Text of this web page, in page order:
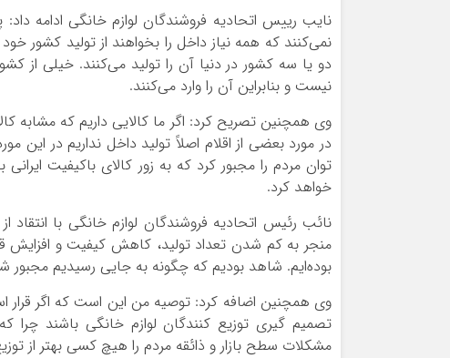
نایب رییس اتحادیه فروشندگان لوازم خانگی ادامه
نمی‌کنند که همه نیاز داخل را بخواهند از تولید کشور
دو یا سه کشور در دنیا آن را تولید می‌کنند. خیلی از
نیست و بنابراین آن را وارد می‌کنند.
وی همچنین تصریح کرد: اگر ما کالایی داریم که مشابه
در مورد بعضی از اقلام اصلاً تولید داخل نداریم در این
توان مردم را مجبور کرد که به زور کالای باکیفیت
خواهد کرد.
نائب رئیس اتحادیه فروشندگان لوازم خانگی با
منجر به کم شدن تعداد تولید، کاهش کیفیت و
بوده‌ایم. شاهد بودیم که چگونه به جایی رسیدیم مجبور
وی همچنین اضافه کرد: توصیه من این است که اگر
تصمیم گیری توزیع کنندگان لوازم خانگی باشند
مشکلات سطح بازار و ذائقه مردم را هیچ کسی بهتر از